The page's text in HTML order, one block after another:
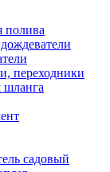
полива
переходники
шланга
садовый